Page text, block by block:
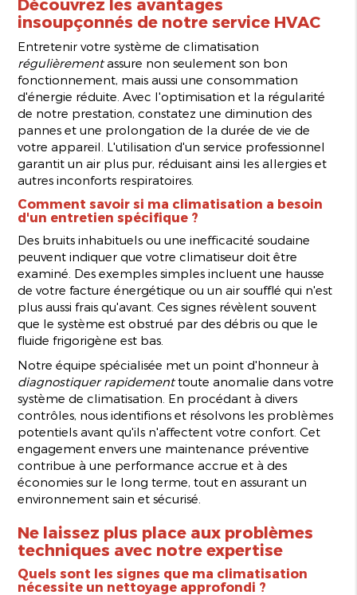
insoupçonnés de notre service HVAC
Entretenir votre système de climatisation
régulièrementassure non seulement son bon
fonctionnement, mais aussi une consommation
d'énergie réduite. Avec l'optimisation et la régularité
de notre prestation, constatez une diminution des
pannes et une prolongation de la durée de vie de
votre appareil. L'utilisation d'un service professionnel
garantit un air plus pur, réduisant ainsi les allergies et
autres inconforts respiratoires.
Comment savoir si ma climatisation a besoin
d'un entretien spécifique ?
Des bruits inhabituels ou une inefficacité soudaine
peuvent indiquer que votre climatiseur doit être
examiné. Des exemples simples incluent une hausse
de votre facture énergétique ou un air soufflé qui n'est
plus aussi frais qu'avant. Ces signes révèlent souvent
que le système est obstrué par des débris ou que le
fluide frigorigène est bas.
Notre équipe spécialisée met un point d'honneur à
diagnostiquer rapidementtoute anomalie dans votre
système de climatisation. En procédant à divers
contrôles, nous identifions et résolvons les problèmes
potentiels avant qu'ils n'affectent votre confort. Cet
engagement envers une maintenance préventive
contribue à une performance accrue et à des
économies sur le long terme, tout en assurant un
environnement sain et sécurisé.
Ne laissez plus place aux problèmes
techniques avec notre expertise
Quels sont les signes que ma climatisation
nécessite un nettoyage approfondi ?